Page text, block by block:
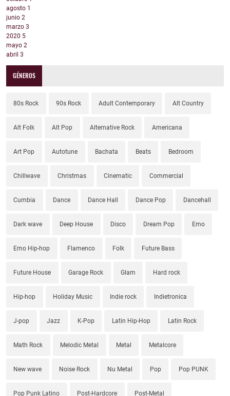
agosto 1
junio 2
marzo 3
2020 5
mayo 2
abril 3
GÉNEROS
80s Rock 90s Rock Adult Contemporary Alt Country
Alt Folk Alt Pop Alternative Rock Americana
Art Pop Autotune Bachata Beats Bedroom
Chillwave Christmas Cinematic Commercial
Cumbia Dance Dance Hall Dance Pop Dancehall
Dark wave Deep House Disco Dream Pop Emo
Emo Hip-hop Flamenco Folk Future Bass
Future House Garage Rock Glam Hard rock
Hip-hop Holiday Music Indie rock Indietronica
J-pop Jazz K-Pop Latin Hip-Hop Latin Rock
Math Rock Melodic Metal Metal Metalcore
New wave Noise Rock Nu Metal Pop Pop PUNK
Pop Punk Latino Post-Hardcore Post-Metal